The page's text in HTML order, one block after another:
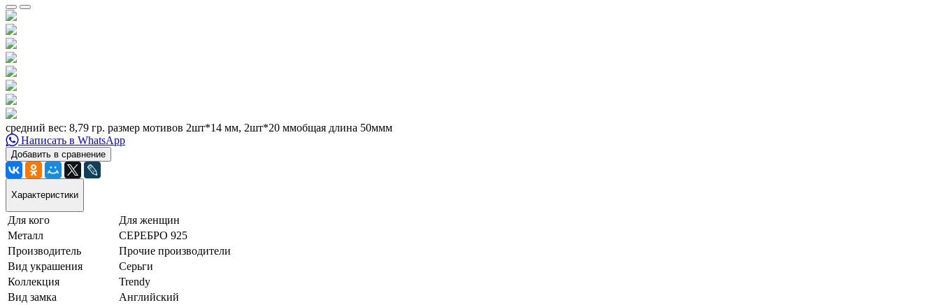
средний вес: 8,79 гр. размер мотивов 2шт*14 мм, 2шт*20 ммобщая длина 50ммм
Написать в WhatsApp
Добавить в сравнение
Характеристики
Для кого
Для женщин
Металл
СЕРЕБРО 925
Производитель
Прочие производители
Вид украшения
Серьги
Коллекция
Trendy
Вид замка
Английский